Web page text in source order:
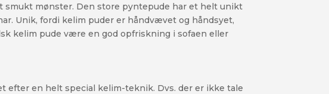
smukt mønster. Den store pyntepude har et helt unikt
Unik, fordi kelim puder er håndvævet og håndsyet,
kelim pude være en god opfriskning i sofaen eller
en helt special kelim-teknik. Dvs. der er ikke tale